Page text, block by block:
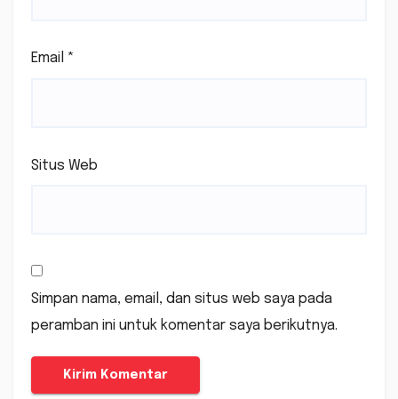
Email *
Situs Web
Simpan nama, email, dan situs web saya pada
peramban ini untuk komentar saya berikutnya.